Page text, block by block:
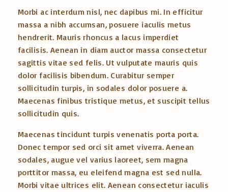
Morbi ac interdum nisl, nec dapibus mi. In efficitur
massa a nibh accumsan, posuere iaculis metus
hendrerit. Mauris rhoncus a lacus imperdiet
facilisis. Aenean in diam auctor massa consectetur
sagittis vitae sed felis. Ut vulputate mauris quis
dolor facilisis bibendum. Curabitur semper
sollicitudin turpis, in sodales dolor posuere a.
Maecenas finibus tristique metus, et suscipit tellus
sollicitudin quis.
Maecenas tincidunt turpis venenatis porta porta.
Donec tempor sed orci sit amet viverra. Aenean
sodales, augue vel varius laoreet, sem magna
porttitor massa, eu eleifend magna est sed nulla.
Morbi vitae ultrices elit. Aenean consectetur iaculis